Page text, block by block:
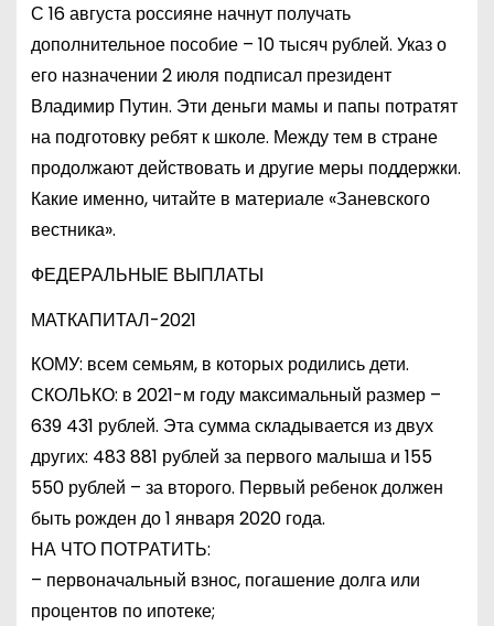
С 16 августа россияне начнут получать
дополнительное пособие – 10 тысяч рублей. Указ о
его назначении 2 июля подписал президент
Владимир Путин. Эти деньги мамы и папы потратят
на подготовку ребят к школе. Между тем в стране
продолжают действовать и другие меры поддержки.
Какие именно, читайте в материале «Заневского
вестника».
ФЕДЕРАЛЬНЫЕ ВЫПЛАТЫ
МАТКАПИТАЛ-2021
КОМУ: всем семьям, в которых родились дети.
СКОЛЬКО: в 2021-м году максимальный размер –
639 431 рублей. Эта сумма складывается из двух
других: 483 881 рублей за первого малыша и 155
550 рублей – за второго. Первый ребенок должен
быть рожден до 1 января 2020 года.
НА ЧТО ПОТРАТИТЬ:
– первоначальный взнос, погашение долга или
процентов по ипотеке;